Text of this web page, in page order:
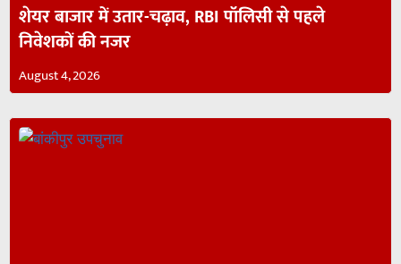
शेयर बाजार में उतार-चढ़ाव, RBI पॉलिसी से पहले
निवेशकों की नजर
August 4, 2026